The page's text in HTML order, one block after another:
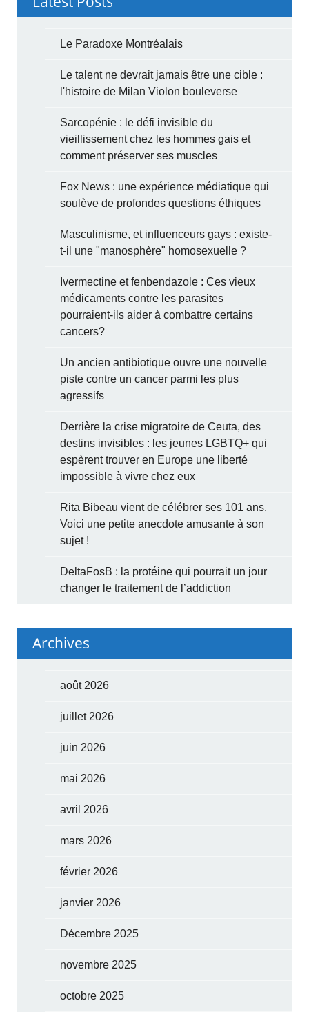
Le Paradoxe Montréalais
Le talent ne devrait jamais être une cible :
l'histoire de Milan Violon bouleverse
Sarcopénie : le défi invisible du
vieillissement chez les hommes gais et
comment préserver ses muscles
Fox News : une expérience médiatique qui
soulève de profondes questions éthiques
Masculinisme, et influenceurs gays : existe-
t-il une "manosphère" homosexuelle ?
Ivermectine et fenbendazole : Ces vieux
médicaments contre les parasites
pourraient-ils aider à combattre certains
cancers?
Un ancien antibiotique ouvre une nouvelle
piste contre un cancer parmi les plus
agressifs
Derrière la crise migratoire de Ceuta, des
destins invisibles : les jeunes LGBTQ+ qui
espèrent trouver en Europe une liberté
impossible à vivre chez eux
Rita Bibeau vient de célébrer ses 101 ans.
Voici une petite anecdote amusante à son
sujet !
DeltaFosB : la protéine qui pourrait un jour
changer le traitement de l’addiction
Archives
août 2026
juillet 2026
juin 2026
mai 2026
avril 2026
mars 2026
février 2026
janvier 2026
Décembre 2025
novembre 2025
octobre 2025